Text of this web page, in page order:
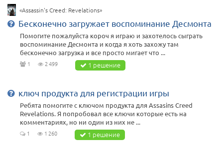
«Assassin's Creed: Revelations»
Бесконечно загружает воспоминание Десмонта
Помогите пожалуйста короч я играю и захотелось сыграть
воспоминание Десмонта и когда я хоть захожу там
бесконечно загрузка и все просто мигает что ...
1 2 499 1 решение
ключ продукта для регистрации игры
Ребята помогите с ключом продукта для Assasins Creed
Revelations. Я попробовал все ключи которые есть на
комментариях, но ни один из них не ...
1 1 260 1 решение